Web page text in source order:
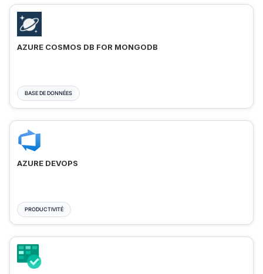
AZURE COSMOS DB FOR MONGODB
BASE DE DONNÉES
AZURE DEVOPS
PRODUCTIVITÉ